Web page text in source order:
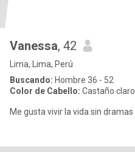
Vanessa, 42
Lima, Lima, Perú
Buscando: Hombre 36 - 52
Color de Cabello: Castaño claro
Me gusta vivir la vida sin dramas